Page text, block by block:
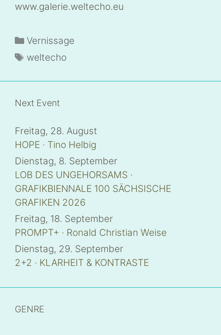
www.galerie.weltecho.eu
Kategorien
Vernissage
Schlagwörter
weltecho
Next Event
Freitag, 28. August
HOPE · Tino Helbig
Dienstag, 8. September
LOB DES UNGEHORSAMS ·
GRAFIKBIENNALE 100 SÄCHSISCHE
GRAFIKEN 2026
Freitag, 18. September
PROMPT+ · Ronald Christian Weise
Dienstag, 29. September
2+2 · KLARHEIT & KONTRASTE
GENRE